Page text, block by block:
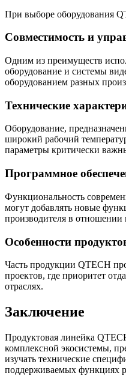
При выборе оборудования
Совместимость и
Одним из преимуществ
оборудование и системы
оборудованием разных
Технические
Оборудование,
широкий рабочий
параметры критически
Программное
Функциональность
могут добавлять новые
производителя в
Особенности
Часть продукции QTECH
проектов, где приоритет
отраслях.
Заключение
Продуктовая линейка
комплексной экосистемы,
изучать технические
поддерживаемых функциях